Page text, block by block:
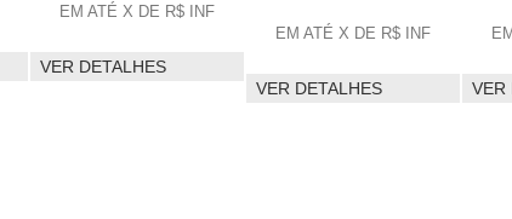
EM ATÉ X DE R$ INF
VER DETALHES
EM ATÉ X DE R$ INF
VER DETALHES VER